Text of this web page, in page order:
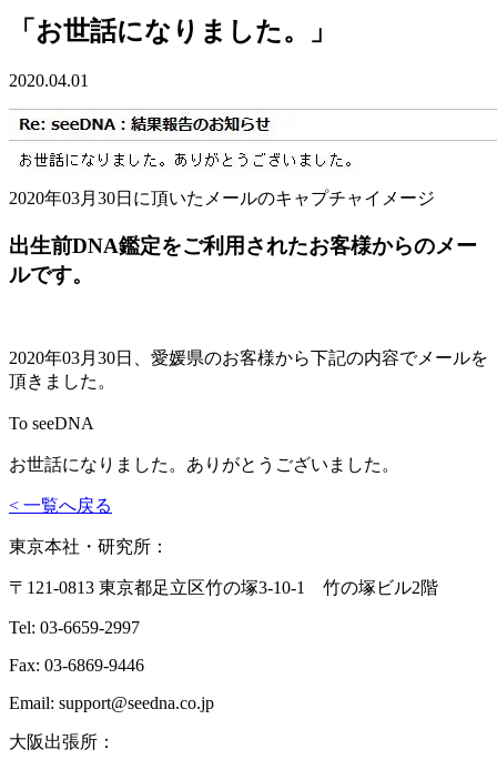
「お世話になりました。」
2020.04.01
2020年03月30日に頂いたメールのキャプチャイメージ
出生前DNA鑑定をご利用されたお客様からのメー
ルです。
2020年03月30日、愛媛県のお客様から下記の内容でメールを
頂きました。
To seeDNA
お世話になりました。ありがとうございました。
< 一覧へ戻る
東京本社・研究所：
〒121-0813 東京都足立区竹の塚3-10-1 竹の塚ビル2階
Tel: 03-6659-2997
Fax: 03-6869-9446
Email: support@seedna.co.jp
大阪出張所：